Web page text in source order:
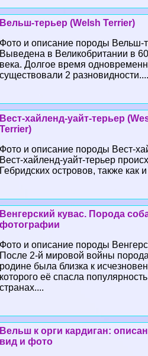
Вельш-терьер (Welsh Terrier)
Фото и описание породы Вельш-
Выведена в Великобритании в
века. Долгое время
существовали 2 разновидности....
Вест-хайленд-уайт-терьер
Terrier)
Фото и описание породы Вест-
Вест-хайленд-уайт-терьер
Гебридских островов, также как и
Венгерский кувас. Порода
фотографии
Фото и описание породы
После 2-й мировой войны
родине была близка к
которого её спасла
странах....
Вельш к opги кардиган:
вид и фото